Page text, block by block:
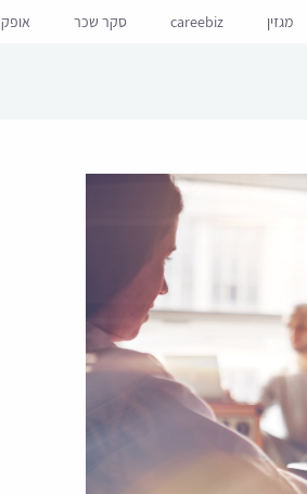
מגזין careebiz סקר שכר אופק